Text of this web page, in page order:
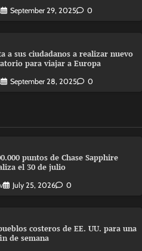
September 29, 2025 0
a sus ciudadanos a realizar nuevo
para viajar a Europa
September 28, 2025 0
puntos de Chase Sapphire
el 30 de julio
July 25, 2026 0
costeros de EE. UU. para una
de semana